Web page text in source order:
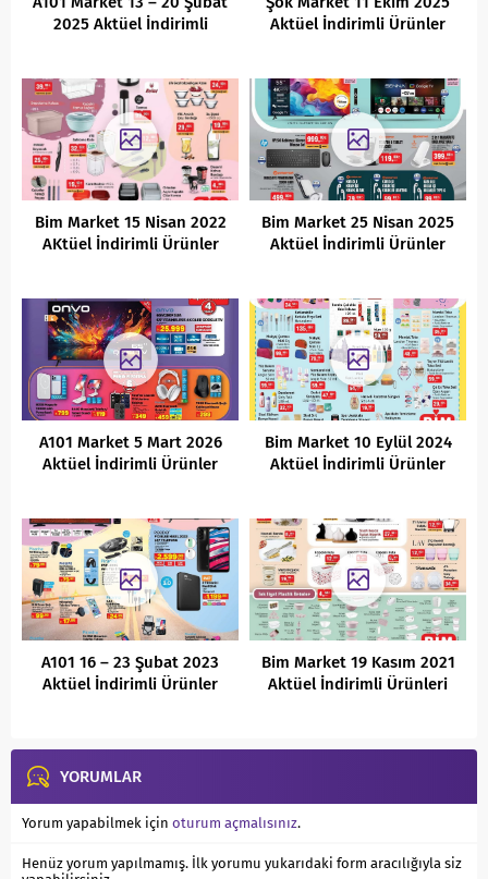
2025 Aktüel İndirimli
Aktüel İndirimli Ürünler
Bim Market 15 Nisan 2022
AKtüel İndirimli Ürünler
Bim Market 25 Nisan 2025
Aktüel İndirimli Ürünler
A101 Market 5 Mart 2026
Aktüel İndirimli Ürünler
Bim Market 10 Eylül 2024
Aktüel İndirimli Ürünler
A101 16 – 23 Şubat 2023
Aktüel İndirimli Ürünler
Bim Market 19 Kasım 2021
Aktüel İndirimli Ürünleri
YORUMLAR
Yorum yapabilmek için oturum açmalısınız.
Henüz yorum yapılmamış. İlk yorumu yukarıdaki form aracılığıyla siz